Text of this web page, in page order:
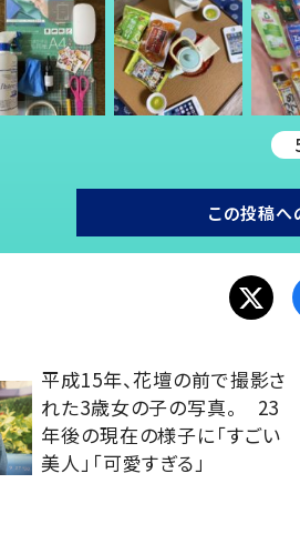
この投稿へ
平成15年、花壇の前で撮影さ
れた3歳女の子の写真。 23
年後の現在の様子に「すごい
美人」「可愛すぎる」